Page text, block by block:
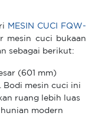
MESIN CUCI FQW-
mesin cuci bukaan
sebagai berikut:
(601 mm)
Bodi mesin cuci ini
ruang lebih luas
modern